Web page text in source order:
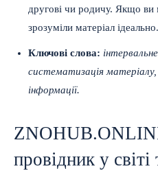
другові чи родичу. Якщо
зрозуміли матеріал ідеально.
Ключові слова:
систематизація
інформації.
провідник у світі